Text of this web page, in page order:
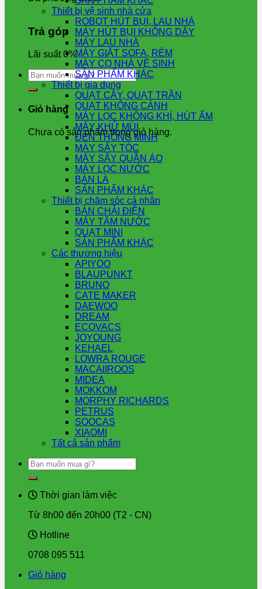
Trả góp
Lãi suất 0%
Tìm
kiếm:
Giỏ hàng
Chưa có sản phẩm trong giỏ hàng.
Thiết bị vệ sinh nhà cửa
ROBOT HÚT BỤI, LAU NHÀ
MÁY HÚT BỤI KHÔNG DÂY
MÁY LAU NHÀ
MÁY GIẶT SOFA, RÈM
MÁY CỌ NHÀ VỆ SINH
SẢN PHẨM KHÁC
Thiết bị gia dụng
QUẠT CÂY, QUẠT TRẦN
QUẠT KHÔNG CÁNH
MÁY LỌC KHÔNG KHÍ, HÚT ẨM
MÁY KHỬ MÙI
ĐÈN THÔNG MINH
MÁY SẤY TÓC
MÁY SẤY QUẦN ÁO
MÁY LỌC NƯỚC
BÀN LÀ
SẢN PHẨM KHÁC
Thiết bị chăm sóc cá nhân
BÀN CHẢI ĐIỆN
MÁY TĂM NƯỚC
QUẠT MINI
SẢN PHẨM KHÁC
Các thương hiệu
APIYOO
BLAUPUNKT
BRUNO
CATE MAKER
DAEWOO
DREAM
ECOVACS
JOYOUNG
KEHAEL
LOWRA ROUGE
MACAIIROOS
MIDEA
MOKKOM
MORPHY RICHARDS
PETRUS
SOOCAS
XIAOMI
Tất cả sản phẩm
Tìm
kiếm:
Thời gian làm việc
Từ 8h00 đến 20h00 (T2 - CN)
Hotline
0708 095 511
Giỏ hàng